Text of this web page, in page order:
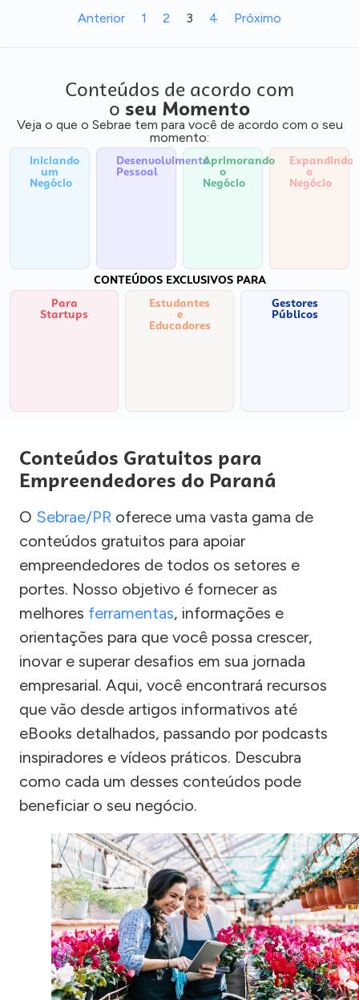
Anterior 1 2 3 4 Próximo
Conteúdos de acordo com
o seu Momento
Veja o que o Sebrae tem para você de acordo com o seu
momento:
Iniciando
um
Negócio
Desenvolvimento
Pessoal
Aprimorando
o
Negócio
Expandindo
o
Negócio
CONTEÚDOS EXCLUSIVOS PARA
Para
Startups
Estudantes
e
Educadores
Gestores
Públicos
Conteúdos Gratuitos para
Empreendedores do Paraná
O Sebrae/PR oferece uma vasta gama de
conteúdos gratuitos para apoiar
empreendedores de todos os setores e
portes. Nosso objetivo é fornecer as
melhores ferramentas, informações e
orientações para que você possa crescer,
inovar e superar desafios em sua jornada
empresarial. Aqui, você encontrará recursos
que vão desde artigos informativos até
eBooks detalhados, passando por podcasts
inspiradores e vídeos práticos. Descubra
como cada um desses conteúdos pode
beneficiar o seu negócio.